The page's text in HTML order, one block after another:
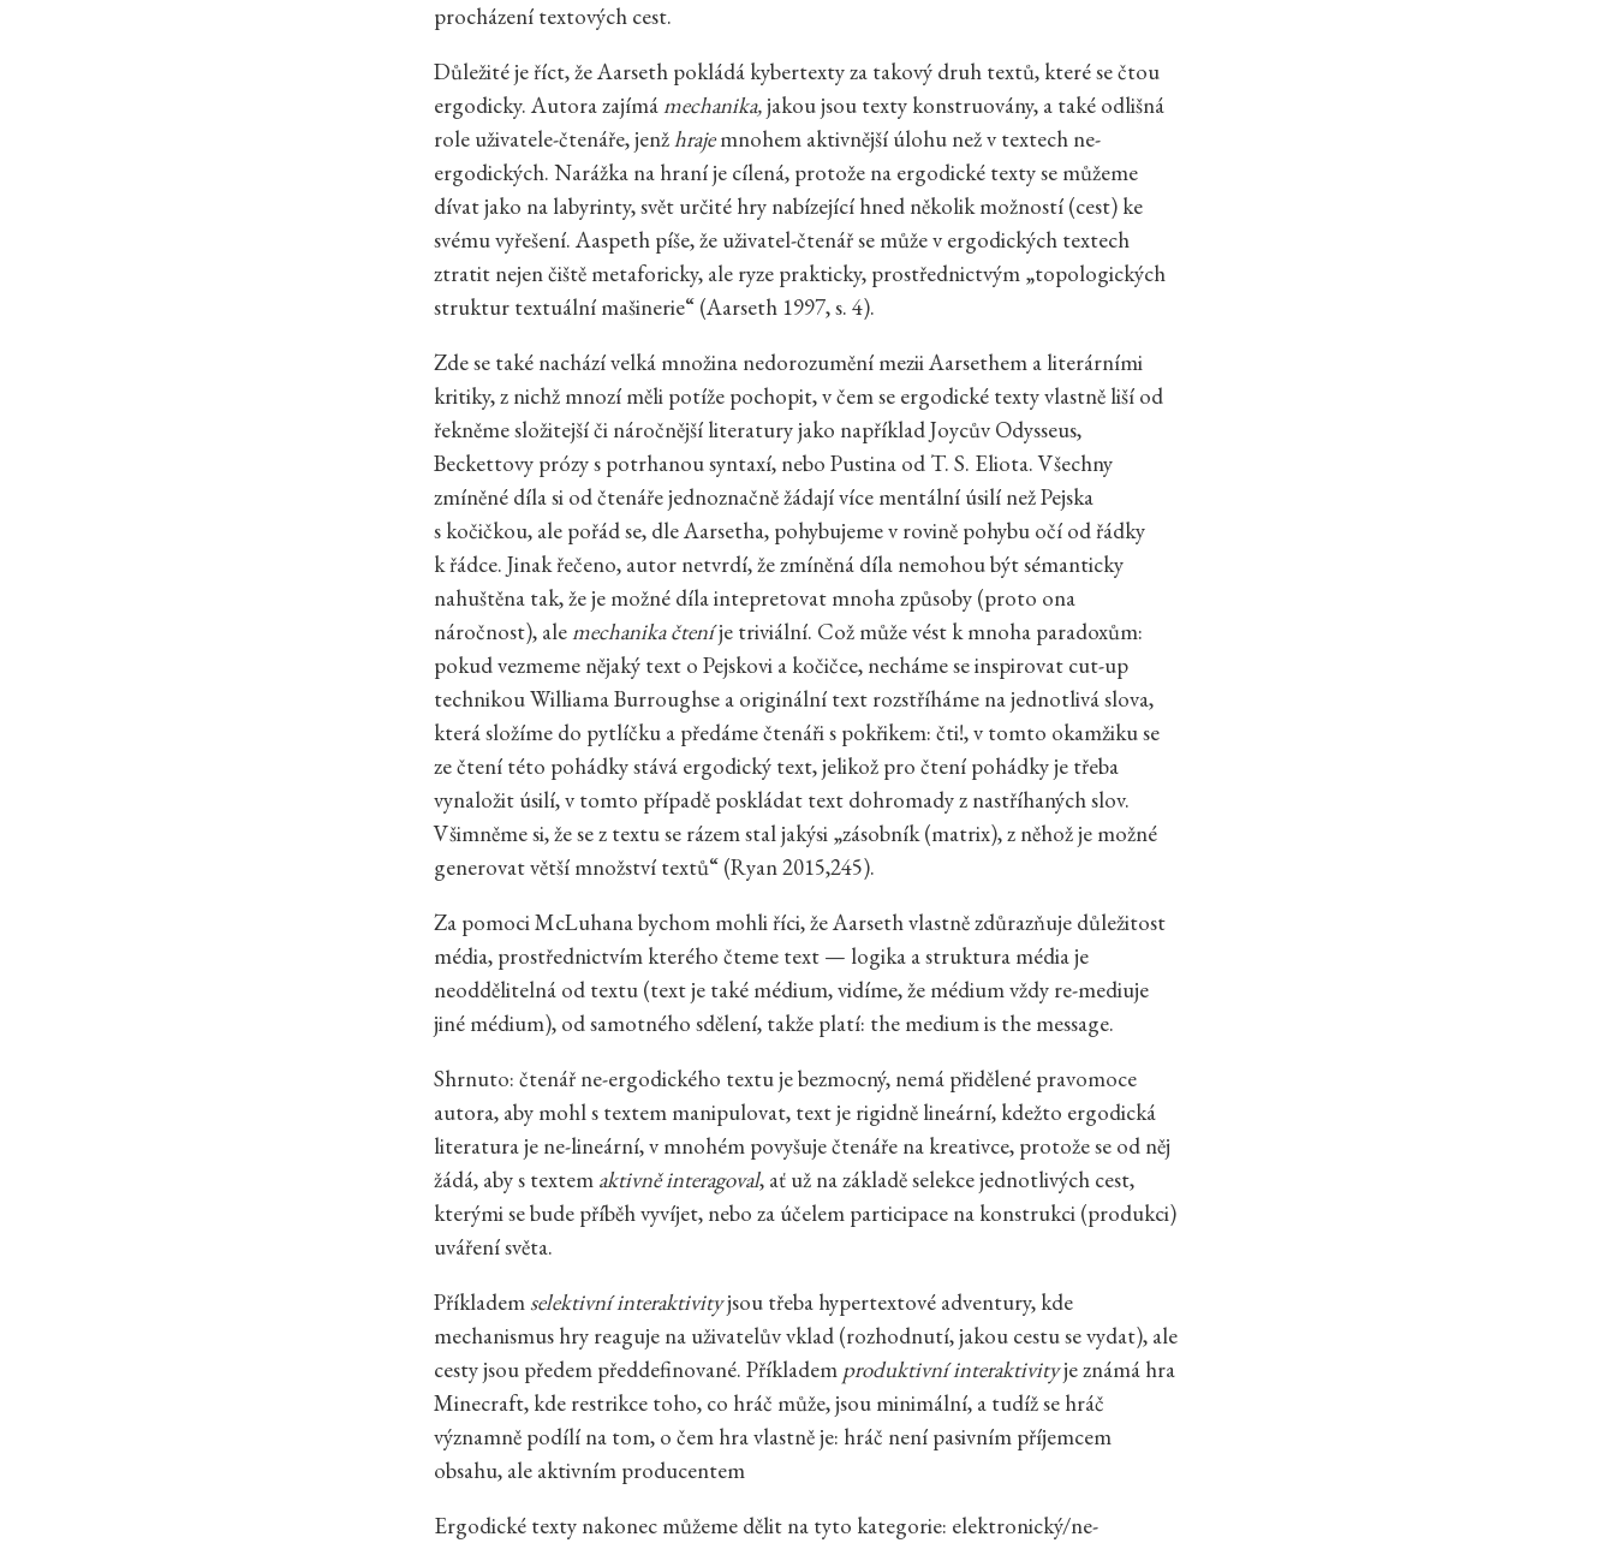
procházení textových cest.
Důležité je říct, že Aarseth pokládá kybertexty za takový druh textů, které se čtou
ergodicky. Autora zajímámechanika,jakou jsou texty konstruovány, a také odlišná
role uživatele-čtenáře, jenžhrajemnohem aktivnější úlohu než v textech ne-
ergodických. Narážka na hraní je cílená, protože na ergodické texty se můžeme
dívat jako na labyrinty, svět určité hry nabízející hned několik možností (cest) ke
svému vyřešení. Aaspeth píše, že uživatel-čtenář se může v ergodických textech
ztratit nejen čiště metaforicky, ale ryze prakticky, prostřednictvým „topologických
struktur textuální mašinerie“ (Aarseth 1997, s. 4).
Zde se také nachází velká množina nedorozumění mezii Aarsethem a literárními
kritiky, z nichž mnozí měli potíže pochopit, v čem se ergodické texty vlastně liší od
řekněme složitejší či náročnější literatury jako například Joycův Odysseus,
Beckettovy prózy s potrhanou syntaxí, nebo Pustina od T. S. Eliota. Všechny
zmíněné díla si od čtenáře jednoznačně žádají více mentální úsilí než Pejska
s kočičkou, ale pořád se, dle Aarsetha, pohybujeme v rovině pohybu očí od řádky
k řádce. Jinak řečeno, autor netvrdí, že zmíněná díla nemohou být sémanticky
nahuštěna tak, že je možné díla intepretovat mnoha způsoby (proto ona
náročnost), alemechanika čteníje triviální. Což může vést k mnoha paradoxům:
pokud vezmeme nějaký text o Pejskovi a kočičce, necháme se inspirovat cut-up
technikou Williama Burroughse a originální text rozstříháme na jednotlivá slova,
která složíme do pytlíčku a předáme čtenáři s pokřikem: čti!, v tomto okamžiku se
ze čtení této pohádky stává ergodický text, jelikož pro čtení pohádky je třeba
vynaložit úsilí, v tomto případě poskládat text dohromady z nastříhaných slov.
Všimněme si, že se z textu se rázem stal jakýsi „zásobník (matrix), z něhož je možné
generovat větší množství textů“ (Ryan 2015,245).
Za pomoci McLuhana bychom mohli říci, že Aarseth vlastně zdůrazňuje důležitost
média, prostřednictvím kterého čteme text — logika a struktura média je
neoddělitelná od textu (text je také médium, vidíme, že médium vždy re-mediuje
jiné médium), od samotného sdělení, takže platí: the medium is the message.
Shrnuto: čtenář ne-ergodického textu je bezmocný, nemá přidělené pravomoce
autora, aby mohl s textem manipulovat, text je rigidně lineární, kdežto ergodická
literatura je ne-lineární, v mnohém povyšuje čtenáře na kreativce, protože se od něj
žádá, aby s textem aktivně interagoval, ať už na základě selekce jednotlivých cest,
kterými se bude příběh vyvíjet, nebo za účelem participace na konstrukci (produkci)
uváření světa.
Příkladem selektivní interaktivityjsou třeba hypertextové adventury, kde
mechanismus hry reaguje na uživatelův vklad (rozhodnutí, jakou cestu se vydat), ale
cesty jsou předem předdefinované. Příkladem produktivní interaktivityje známá hra
Minecraft, kde restrikce toho, co hráč může, jsou minimální, a tudíž se hráč
významně podílí na tom, o čem hra vlastně je: hráč není pasivním příjemcem
obsahu, ale aktivním producentem
Ergodické texty nakonec můžeme dělit na tyto kategorie: elektronický/ne-